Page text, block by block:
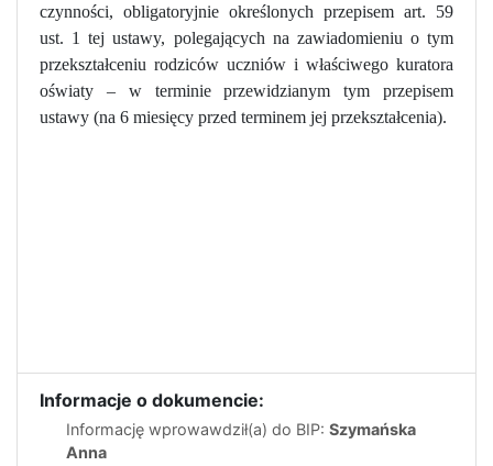
czynności, obligatoryjnie określonych przepisem art. 59
ust. 1 tej ustawy, polegających na zawiadomieniu o tym
przekształceniu rodziców uczniów i właściwego kuratora
oświaty – w terminie przewidzianym tym przepisem
ustawy (na 6 miesięcy przed terminem jej przekształcenia).
Informacje o dokumencie:
Informację wprowawdził(a) do BIP: Szymańska
Anna